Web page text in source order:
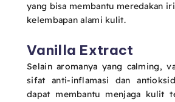
yang bisa membantu meredakan
kelembapan alami kulit.
Vanilla Extract
Selain aromanya yang calming,
sifat anti-inflamasi dan
dapat membantu menjaga kulit